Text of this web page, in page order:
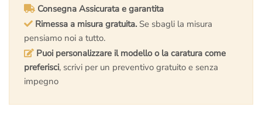
Consegna Assicurata e garantita
Rimessa a misura gratuita. Se sbagli la misura
pensiamo noi a tutto.
Puoi personalizzare il modello o la caratura come
preferisci, scrivi per un preventivo gratuito e senza
impegno